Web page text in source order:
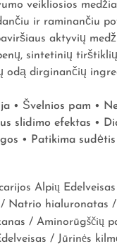
veikliosios
ir raminančiu
aktyvių
sintetinių
odą dirginančių
• Švelnios pam •
slidimo efektas •
• Patikima sudėtis
Alpių
Natrio hialuronatas
/ Aminorūgščių
/ Jūrinės